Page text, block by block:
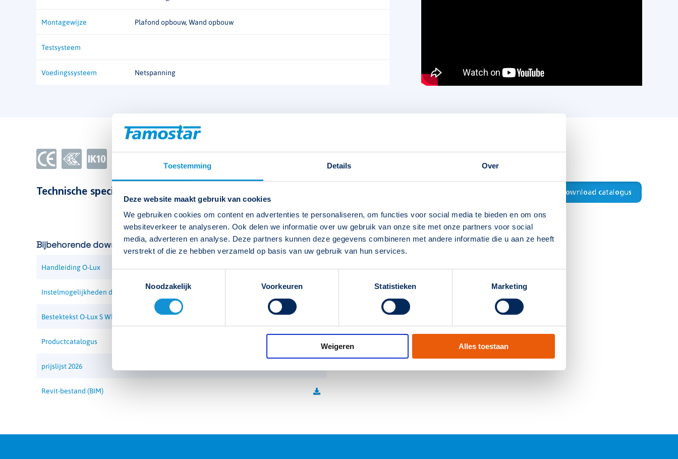
Toestemming Details Over
Deze website maakt gebruik van cookies
We gebruiken cookies om content en advertenties te personaliseren, om functies voor social media te bieden en om ons
websiteverkeer te analyseren. Ook delen we informatie over uw gebruik van onze site met onze partners voor social
media, adverteren en analyse. Deze partners kunnen deze gegevens combineren met andere informatie die u aan ze heeft
verstrekt of die ze hebben verzameld op basis van uw gebruik van hun services.
Noodzakelijk
Voorkeuren Statistieken Marketing
Weigeren Alles toestaan
Montagewijze Plafond opbouw, Wand opbouw
Testsysteem
Voedingssysteem Netspanning
Technische specificaties bekijken Download catalogus
O-Lux S White 4000K
Artikelnummer 394412
EAN-code 8715774019975
Functie
Montagewijze
Voedingssysteem
Materiaal Bio-circulair polycarbonaat (PC)
Aansluitvermogen
IP-waarde
Permanent ja
4000K
CRI-waarde > 80
Bijbehorende downloads
Handleiding O-Lux
Instelmogelijkheden dip-switches
Bestektekst O-Lux S White 4000K
Productcatalogus
prijslijst 2026
Revit-bestand (BIM)